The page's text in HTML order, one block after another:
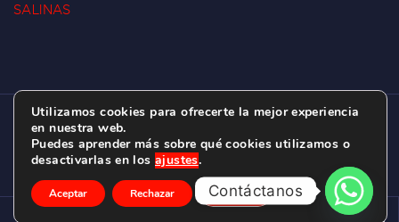
SALINAS
ESCUELA DE SURF LAS DUNAS ©
C/ BERNARDO ÁLVAREZ GALAN 1, SALINAS
(ASTURIAS)
Utilizamos cookies para ofrecerte la mejor experiencia
en nuestra web.
Puedes aprender más sobre qué cookies utilizamos o
desactivarlas en los ajustes.
Aceptar Rechazar Ajustes
Contáctanos